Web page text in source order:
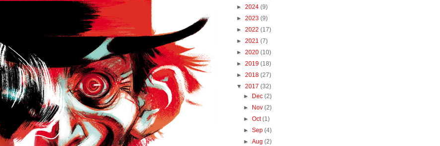
► 2024 (9)
► 2023 (9)
► 2022 (17)
► 2021 (7)
► 2020 (10)
► 2019 (18)
► 2018 (27)
▼ 2017 (32)
►
Dec(2)
►
Nov(2)
►Oct(1)
►Sep(4)
►Aug(2)